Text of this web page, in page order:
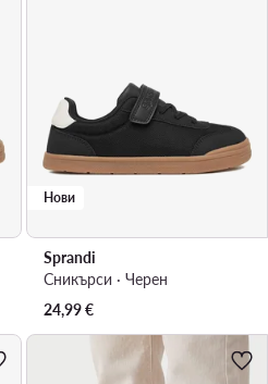
Нови
Sprandi
Сникърси · Черен
24,99€